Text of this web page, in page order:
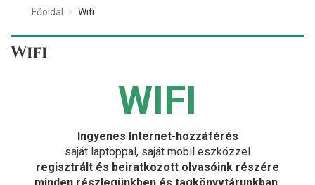
Főoldal Wifi
Wifi
WIFI
Ingyenes Internet-hozzáférés
saját laptoppal, saját mobil eszközzel
regisztrált és beiratkozott olvasóink részére